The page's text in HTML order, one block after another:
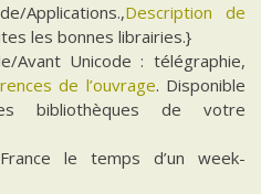
Applications.,Description de
les bonnes librairies.}
Avant Unicode : télégraphie,
de l’ouvrage. Disponible
bibliothèques de votre
le temps d’un week-